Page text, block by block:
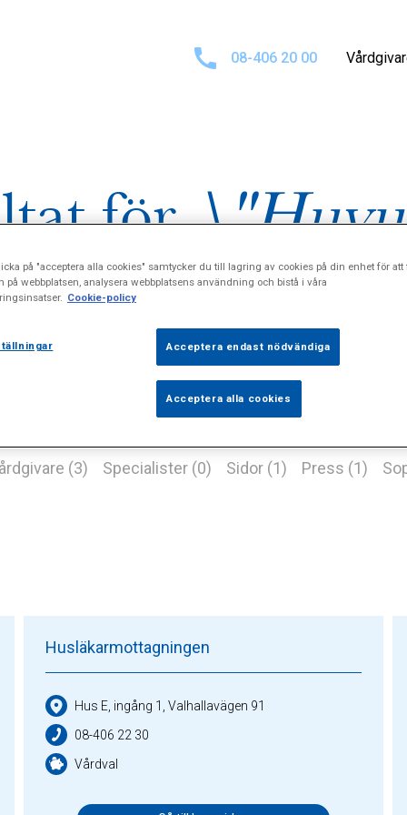
08-406 20 00
för
(3) Specialister (0) Sidor (1) Press (1)
Husläkarmottagningen
Hus E, ingång 1, Valhallavägen 91
08-406 22 30
Vårdval
på "acceptera alla cookies" samtycker du till lagring av cookies på din enhet för att
på webbplatsen, analysera webbplatsens användning och bistå i våra
Cookie-policy
Acceptera endast nödvändiga
Acceptera alla cookies